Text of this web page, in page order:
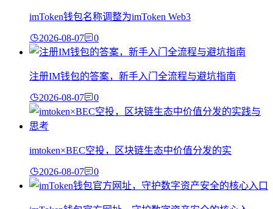
imToken钱包名称调整为imToken Web3
2026-08-07 0
注册IM钱包的答案，新手入门全流程与避坑指南
2026-08-07 0
imtoken×BEC空投，区块链生态中价值分发的实
2026-08-07 0